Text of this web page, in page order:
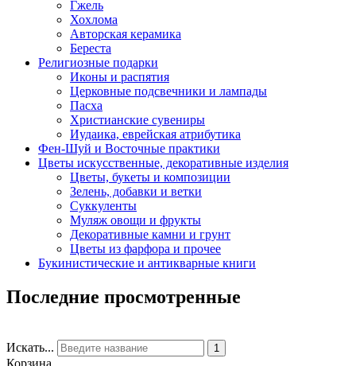
Гжель
Хохлома
Авторская керамика
Береста
Религиозные подарки
Иконы и распятия
Церковные подсвечники и лампады
Пасха
Христианские сувениры
Иудаика, еврейская атрибутика
Фен-Шуй и Восточные практики
Цветы искусственные, декоративные изделия
Цветы, букеты и композиции
Зелень, добавки и ветки
Суккуленты
Муляж овощи и фрукты
Декоративные камни и грунт
Цветы из фарфора и прочее
Букинистические и антикварные книги
Последние просмотренные
Искать... 1
Корзина